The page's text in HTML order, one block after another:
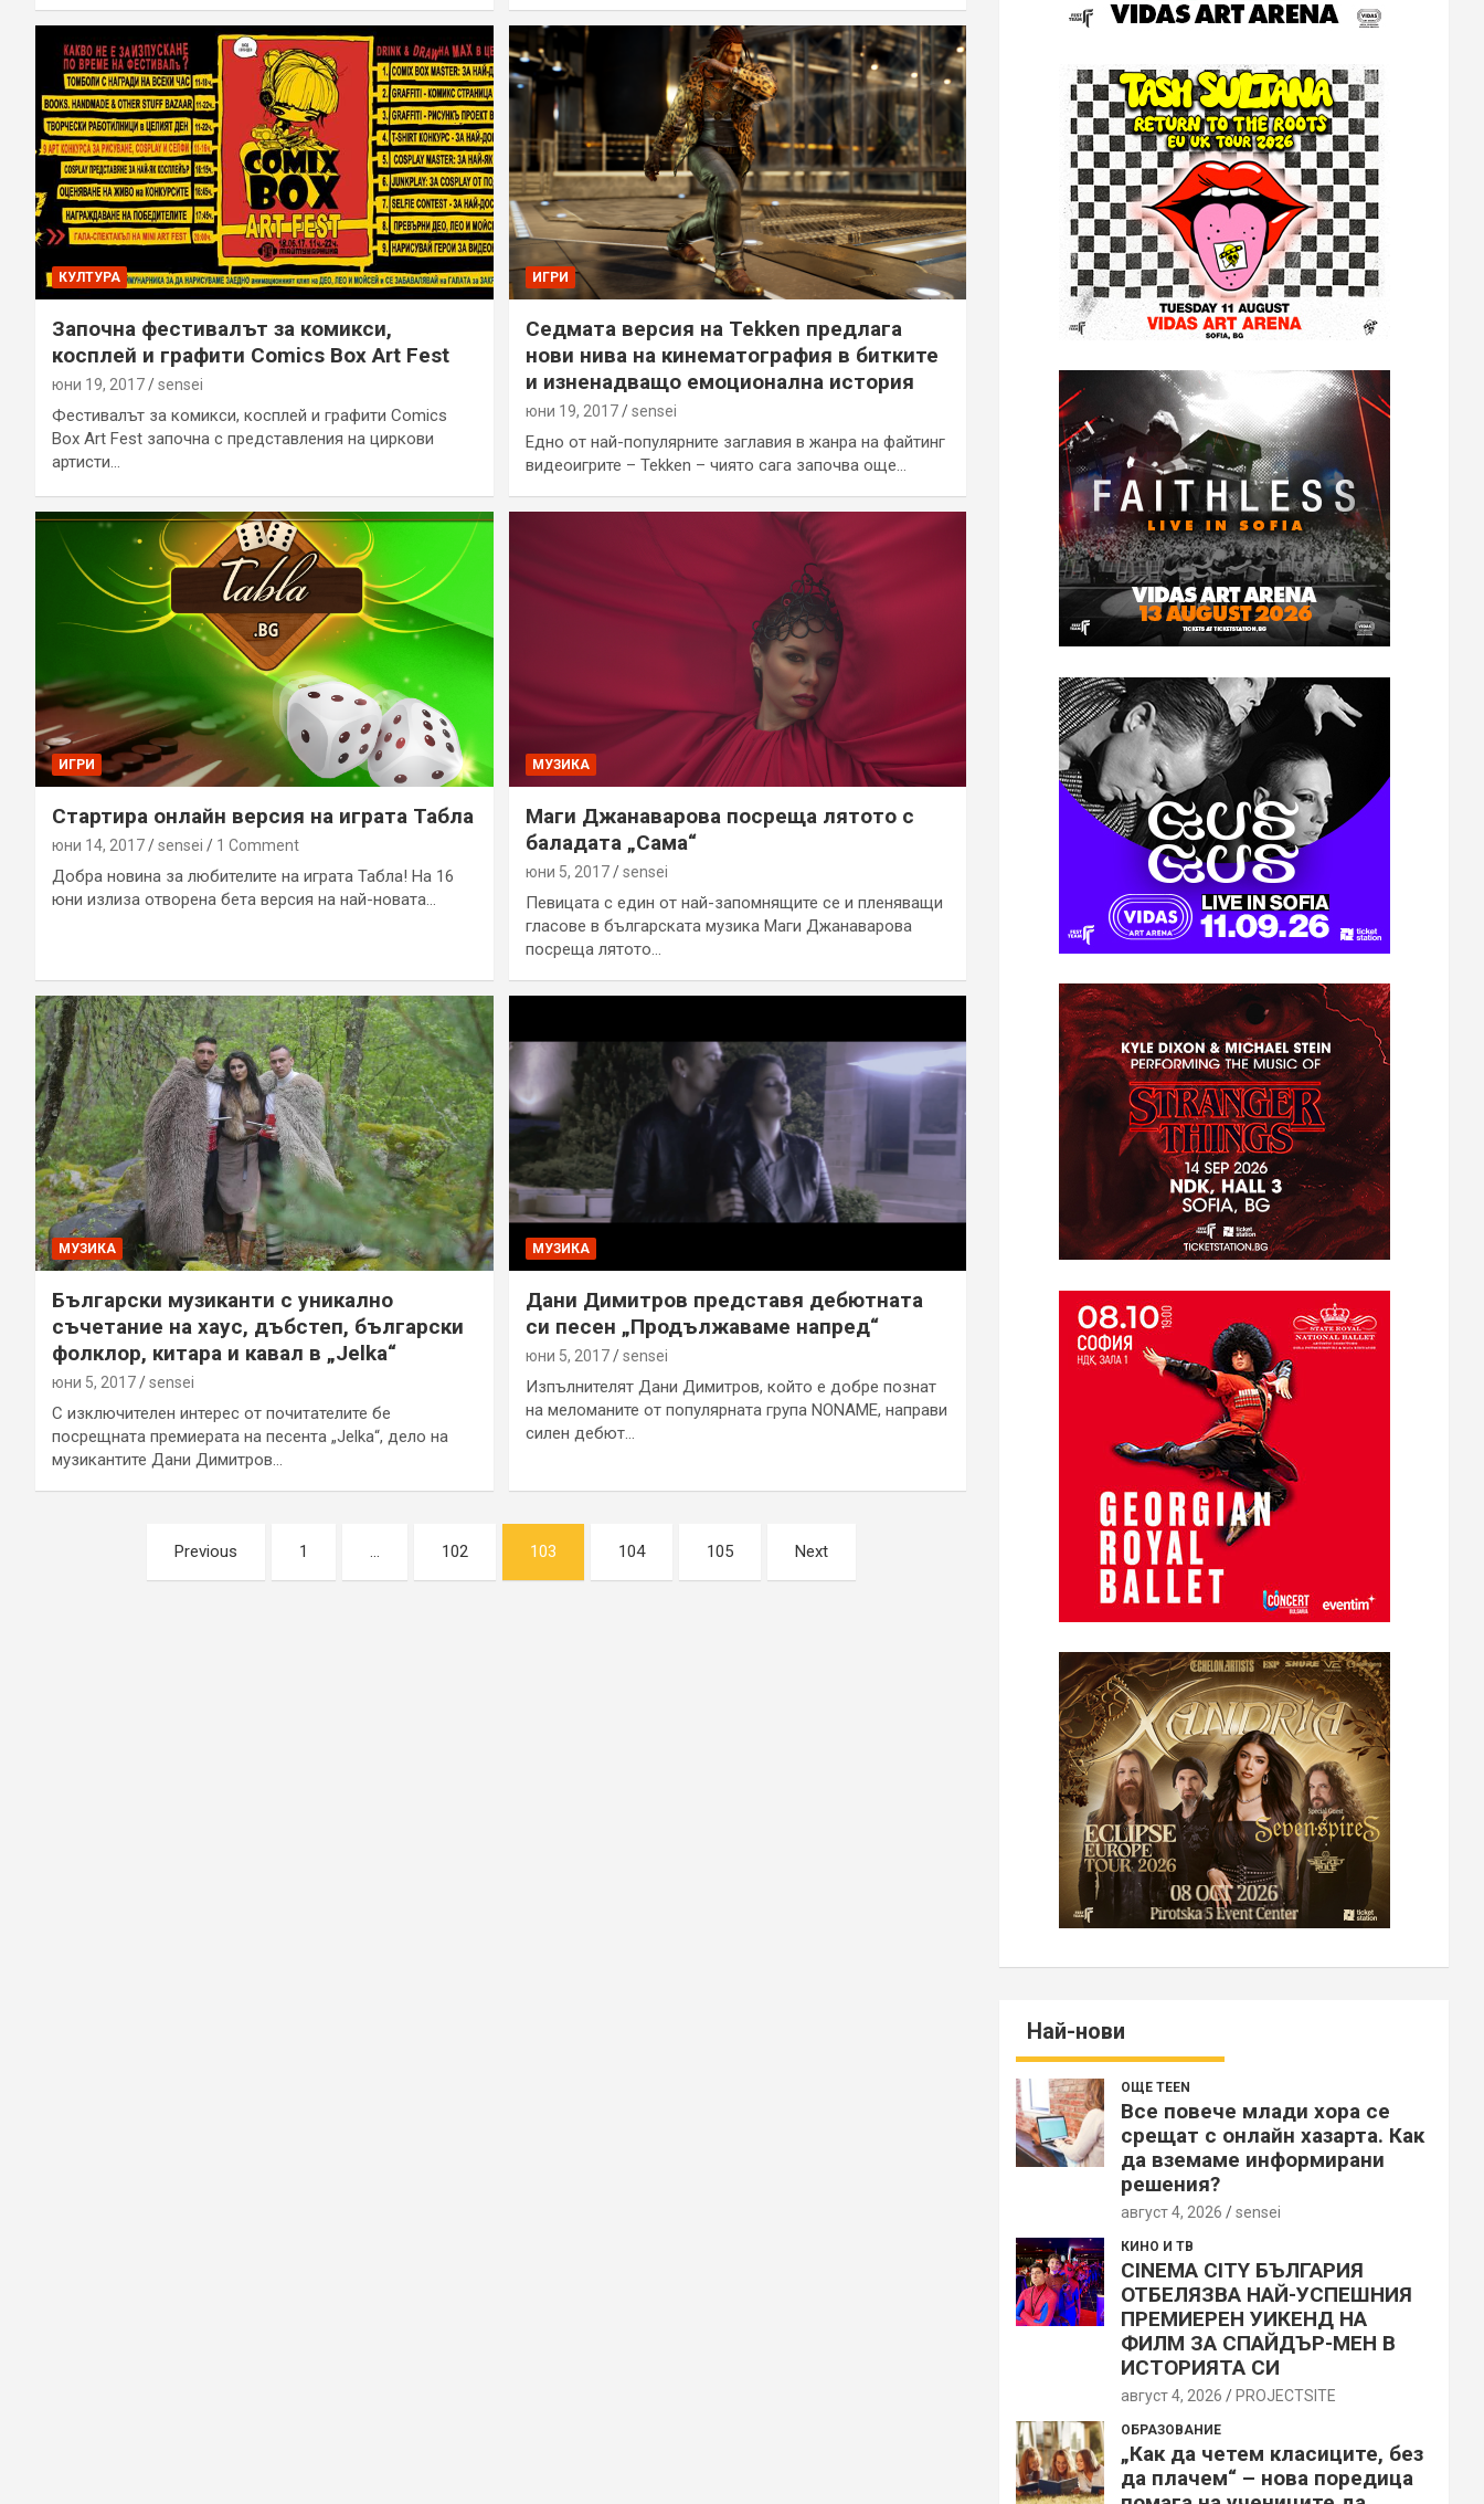
КУЛТУРА
Започна фестивалът за комикси,
косплей и графити Comics Box Art Fest
юни 19, 2017 sensei
Фестивалът за комикси, косплей и графити Comics
Box Art Fest започна с представления на циркови
артисти…
ИГРИ
Седмата версия на Tekken предлага
нови нива на кинематография в битките
и изненадващо емоционална история
юни 19, 2017 sensei
Едно от най-популярните заглавия в жанра на файтинг
видеоигрите – Tekken – чиято сага започва още…
ИГРИ
Стартира онлайн версия на играта Табла
юни 14, 2017 sensei 1 Comment
Добра новина за любителите на играта Табла! На 16
юни излиза отворена бета версия на най-новата…
МУЗИКА
Маги Джанаварова посреща лятото с
баладата „Сама“
юни 5, 2017 sensei
Певицата с един от най-запомнящите се и пленяващи
гласове в българската музика Маги Джанаварова
посреща лятото…
МУЗИКА
Български музиканти с уникално
съчетание на хаус, дъбстеп, български
фолклор, китара и кавал в „Jelka“
юни 5, 2017 sensei
С изключителен интерес от почитателите бе
посрещната премиерата на песента „Jelka“, дело на
музикантите Дани Димитров…
МУЗИКА
Дани Димитров представя дебютната
си песен „Продължаваме напред“
юни 5, 2017 sensei
Изпълнителят Дани Димитров, който е добре познат
на меломаните от популярната група NONAME, направи
силен дебют…
Разделяне
Previous 1 … 102 103 104 105 Next
Най-нови
ОЩЕ TEEN
Все повече млади хора се
срещат с онлайн хазарта. Как
да вземаме информирани
решения?
август 4, 2026 sensei
КИНО И ТВ
CINEMA CITY БЪЛГАРИЯ
ОТБЕЛЯЗВА НАЙ-УСПЕШНИЯ
ПРЕМИЕРЕН УИКЕНД НА
ФИЛМ ЗА СПАЙДЪР-МЕН В
ИСТОРИЯТА СИ
август 4, 2026 PROJECTSITЕ
ОБРАЗОВАНИЕ
„Как да четем класиците, без
да плачем“ – нова поредица